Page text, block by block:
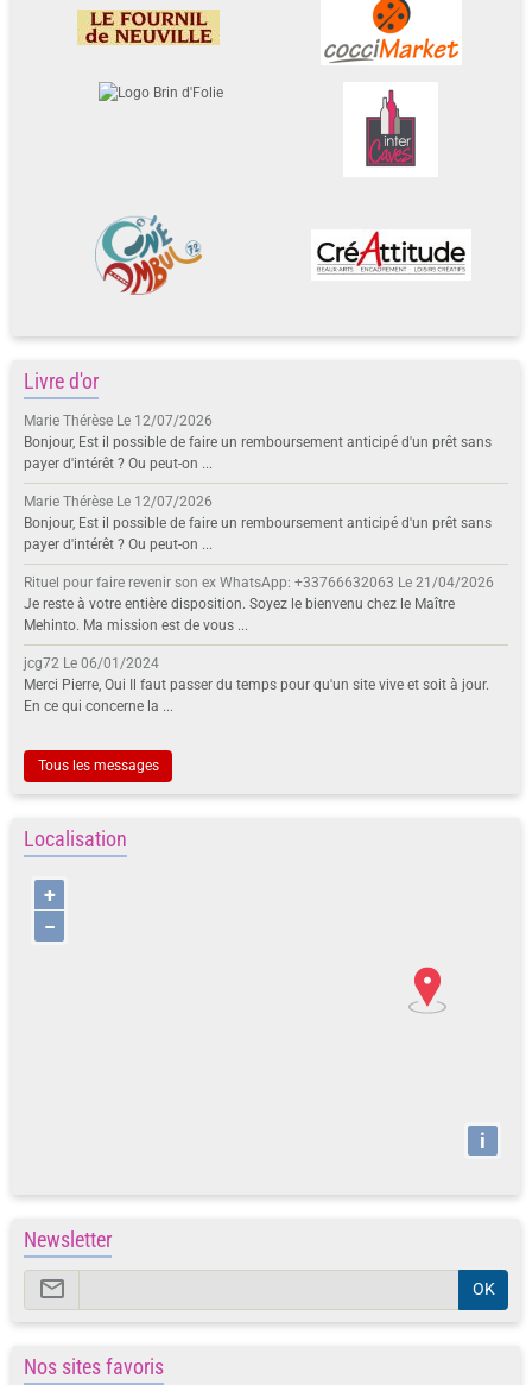
Livre d'or
Marie Thérèse Le 12/07/2026
Bonjour, Est il possible de faire un remboursement anticipé d'un prêt sans
payer d'intérêt ? Ou peut-on ...
Marie Thérèse Le 12/07/2026
Bonjour, Est il possible de faire un remboursement anticipé d'un prêt sans
payer d'intérêt ? Ou peut-on ...
Rituel pour faire revenir son ex WhatsApp: +33766632063 Le 21/04/2026
Je reste à votre entière disposition. Soyez le bienvenu chez le Maître
Mehinto. Ma mission est de vous ...
jcg72 Le 06/01/2024
Merci Pierre, Oui Il faut passer du temps pour qu'un site vive et soit à jour.
En ce qui concerne la ...
Tous les messages
Localisation
+
−
i
Newsletter
OK
Nos sites favoris